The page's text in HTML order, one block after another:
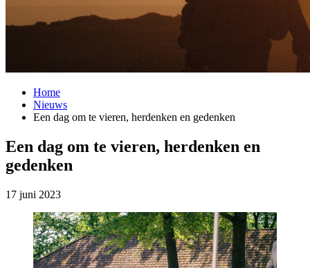
Home
Nieuws
Een dag om te vieren, herdenken en gedenken
Een dag om te vieren, herdenken en
gedenken
17 juni 2023